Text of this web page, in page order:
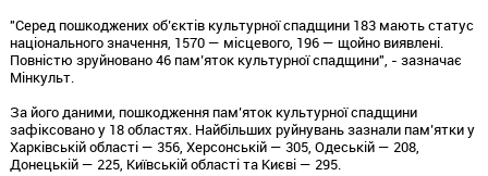
"Серед пошкоджених об’єктів культурної спадщини 183 мають статус
національного значення, 1570 — місцевого, 196 — щойно виявлені.
Повністю зруйновано 46 пам’яток культурної спадщини", - зазначає
Мінкульт.
За його даними, пошкодження пам’яток культурної спадщини
зафіксовано у 18 областях. Найбільших руйнувань зазнали пам’ятки у
Харківській області — 356, Херсонській — 305, Одеській — 208,
Донецькій — 225, Київській області та Києві — 295.